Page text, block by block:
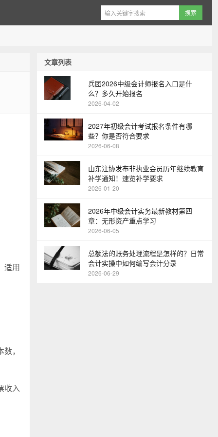
适用
，
收入
文章列表
兵团2026中级会计师报名入口是什
么？多久开始报名
2026-04-02
2027年初级会计考试报名条件有哪
些？你是否符合要求
2026-06-08
山东注协发布非执业会员历年继续教育
补学通知！速览补学要求
2026-01-20
2026年中级会计实务最新教材第四
章：无形资产重点学习
2026-06-05
总额法的账务处理流程是怎样的？日常
会计实操中如何编写会计分录
2026-06-29